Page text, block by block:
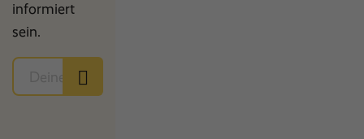
informiert
sein.